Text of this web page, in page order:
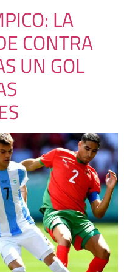
LA
CONTRA
UN GOL